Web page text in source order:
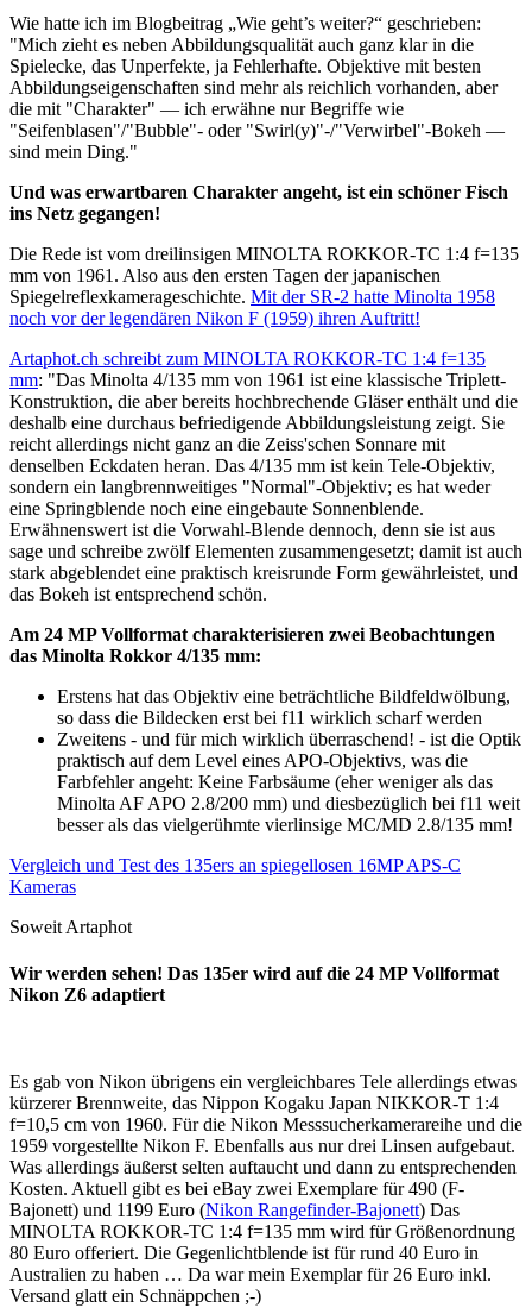
Wie hatte ich im Blogbeitrag „Wie geht’s weiter?“ geschrieben:
"Mich zieht es neben Abbildungsqualität auch ganz klar in die
Spielecke, das Unperfekte, ja Fehlerhafte. Objektive mit besten
Abbildungseigenschaften sind mehr als reichlich vorhanden, aber
die mit "Charakter" — ich erwähne nur Begriffe wie
"Seifenblasen"/"Bubble"- oder "Swirl(y)"-/"Verwirbel"-Bokeh —
sind mein Ding."
Und was erwartbaren Charakter angeht, ist ein schöner Fisch
ins Netz gegangen!
Die Rede ist vom dreilinsigen MINOLTA ROKKOR-TC 1:4 f=135
mm von 1961. Also aus den ersten Tagen der japanischen
Spiegelreflexkamerageschichte. Mit der SR-2 hatte Minolta 1958
noch vor der legendären Nikon F (1959) ihren Auftritt!
Artaphot.ch schreibt zum MINOLTA ROKKOR-TC 1:4 f=135
mm: "Das Minolta 4/135 mm von 1961 ist eine klassische Triplett-
Konstruktion, die aber bereits hochbrechende Gläser enthält und die
deshalb eine durchaus befriedigende Abbildungsleistung zeigt. Sie
reicht allerdings nicht ganz an die Zeiss'schen Sonnare mit
denselben Eckdaten heran. Das 4/135 mm ist kein Tele-Objektiv,
sondern ein langbrennweitiges "Normal"-Objektiv; es hat weder
eine Springblende noch eine eingebaute Sonnenblende.
Erwähnenswert ist die Vorwahl-Blende dennoch, denn sie ist aus
sage und schreibe zwölf Elementen zusammengesetzt; damit ist auch
stark abgeblendet eine praktisch kreisrunde Form gewährleistet, und
das Bokeh ist entsprechend schön.
Am 24 MP Vollformat charakterisieren zwei Beobachtungen
das Minolta Rokkor 4/135 mm:
Erstens hat das Objektiv eine beträchtliche Bildfeldwölbung,
so dass die Bildecken erst bei f11 wirklich scharf werden
Zweitens - und für mich wirklich überraschend! - ist die Optik
praktisch auf dem Level eines APO-Objektivs, was die
Farbfehler angeht: Keine Farbsäume (eher weniger als das
Minolta AF APO 2.8/200 mm) und diesbezüglich bei f11 weit
besser als das vielgerühmte vierlinsige MC/MD 2.8/135 mm!
Vergleich und Test des 135ers an spiegellosen 16MP APS-C
Kameras
Soweit Artaphot
Wir werden sehen! Das 135er wird auf die 24 MP Vollformat
Nikon Z6 adaptiert
Es gab von Nikon übrigens ein vergleichbares Tele allerdings etwas
kürzerer Brennweite, das Nippon Kogaku Japan NIKKOR-T 1:4
f=10,5 cm von 1960. Für die Nikon Messsucherkamerareihe und die
1959 vorgestellte Nikon F. Ebenfalls aus nur drei Linsen aufgebaut.
Was allerdings äußerst selten auftaucht und dann zu entsprechenden
Kosten. Aktuell gibt es bei eBay zwei Exemplare für 490 (F-
Bajonett) und 1199 Euro (Nikon Rangefinder-Bajonett) Das
MINOLTA ROKKOR-TC 1:4 f=135 mm wird für Größenordnung
80 Euro offeriert. Die Gegenlichtblende ist für rund 40 Euro in
Australien zu haben … Da war mein Exemplar für 26 Euro inkl.
Versand glatt ein Schnäppchen ;-)